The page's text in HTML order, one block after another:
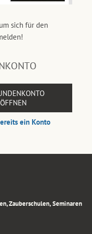
um sich für den
ein Konto
Zauberschulen, Seminaren